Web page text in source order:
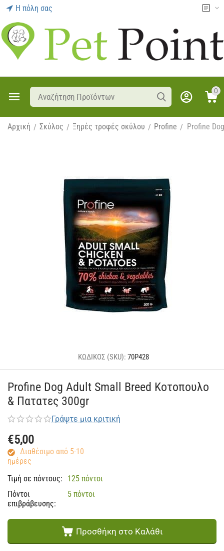
Η πόλη σας
0
Αρχική / Σκύλος / Ξηρές τροφές σκύλου / Profine / Profine
ΚΩΔΙΚΟΣ (SKU): 70P428
Profine Dog Adult Small Breed Κοτοπουλο
& Πατατες 300gr
Γράψτε μια κριτική
€5,00
Διαθέσιμο από 5-10
ημέρες
Τιμή σε πόντους:
125 πόντοι
Πόντοι
επιβράβευσης:
5 πόντοι
Προσθήκη στο Καλάθι